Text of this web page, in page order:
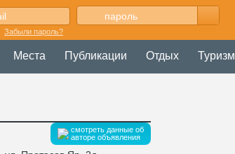
Забыли пароль?
Места Публикации Отдых Туризм
смотреть данные об
авторе объявления